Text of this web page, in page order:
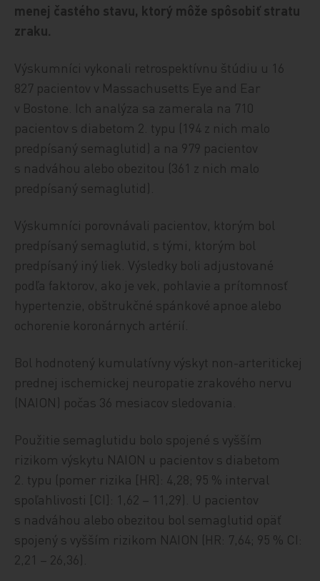
menej častého stavu, ktorý môže spôsobiť stratu
zraku.
Výskumníci vykonali retrospektívnu štúdiu u 16
827 pacientov v Massachusetts Eye and Ear
v Bostone. Ich analýza sa zamerala na 710
pacientov s diabetom 2. typu (194 z nich malo
predpísaný semaglutid) a na 979 pacientov
s nadváhou alebo obezitou (361 z nich malo
predpísaný semaglutid).
Výskumníci porovnávali pacientov, ktorým bol
predpísaný semaglutid, s tými, ktorým bol
predpísaný iný liek. Výsledky boli adjustované
podľa faktorov, ako je vek, pohlavie a prítomnosť
hypertenzie, obštrukčné spánkové apnoe alebo
ochorenie koronárnych artérií.
Bol hodnotený kumulatívny výskyt non-arteritickej
prednej ischemickej neuropatie zrakového nervu
(NAION) počas 36 mesiacov sledovania.
Použitie semaglutidu bolo spojené s vyšším
rizikom výskytu NAION u pacientov s diabetom
2. typu (pomer rizika [HR]: 4,28; 95 % interval
spoľahlivosti [CI]: 1,62 – 11,29). U pacientov
s nadváhou alebo obezitou bol semaglutid opäť
spojený s vyšším rizikom NAION (HR: 7,64; 95 % CI:
2,21 – 26,36).